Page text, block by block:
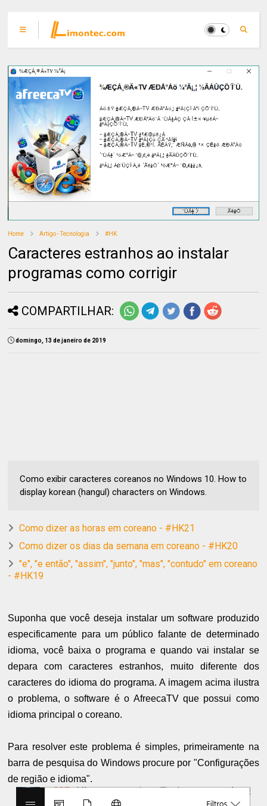
Home Artigo - Tecnologia #HK
Caracteres estranhos ao instalar
programas como corrigir
COMPARTILHAR:
domingo, 13 de janeiro de 2019
Como exibir caracteres coreanos no Windows 10. How to
display korean (hangul) characters on Windows.
Como dizer as horas em coreano - #HK21
Como dizer os dias da semana em coreano - #HK20
"e", "e então", "assim", "junto", "mas", "contudo" em coreano
- #HK19
Suponha que você deseja instalar um software produzido
especificamente para um público falante de determinado
idioma, você baixa o programa e quando vai instalar se
depara com caracteres estranhos, muito diferente dos
caracteres do idioma do programa. A imagem acima ilustra
o problema, o software é o AfreecaTV que possui como
idioma principal o coreano.
Para resolver este problema é simples, primeiramente na
barra de pesquisa do Windows procure por "Configurações
de região e idioma".